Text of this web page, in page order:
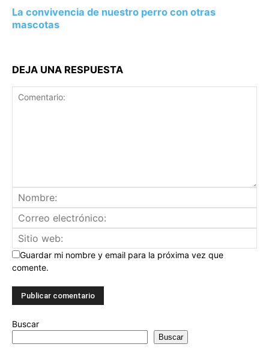
La convivencia de nuestro perro con otras
mascotas
DEJA UNA RESPUESTA
Guardar mi nombre y email para la próxima vez que
comente.
Buscar
Buscar